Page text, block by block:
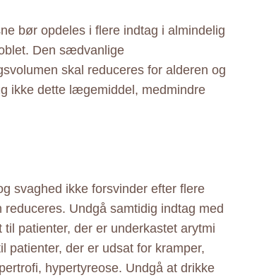
bør opdeles i flere indtag i almindelig
Den sædvanlige
skal reduceres for alderen og
ikke dette lægemiddel, medmindre
svaghed ikke forsvinder efter flere
Undgå samtidig indtag med
patienter, der er underkastet arytmi
patienter, der er udsat for kramper,
hypertyreose. Undgå at drikke